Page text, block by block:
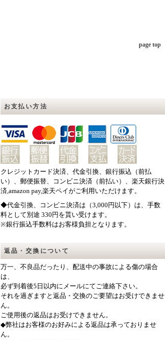
page top
お支払い方法
クレジットカード決済、代金引換、銀行振込（前払
い）、郵便振替、コンビニ決済（前払い）、楽天銀行決
済,amazon pay,楽天ペイがご利用いただけます。
◆代金引換、コンビニ決済は（3,000円以下）は、手数
料として別途 330円を貰い受けます。
※銀行振込手数料はお客様負担となります。
返品・交換について
万一、不良品だったり、配送中の事故による傷の場合
は、
必ず到着後5日以内にメールにてご連絡下さい。
それを過ぎますと返品・交換のご要望はお受けできませ
ん。
ご使用後の返品はお受けできません。
◆弊社はお客様のお好みによる返品は承っておりませ
ん。